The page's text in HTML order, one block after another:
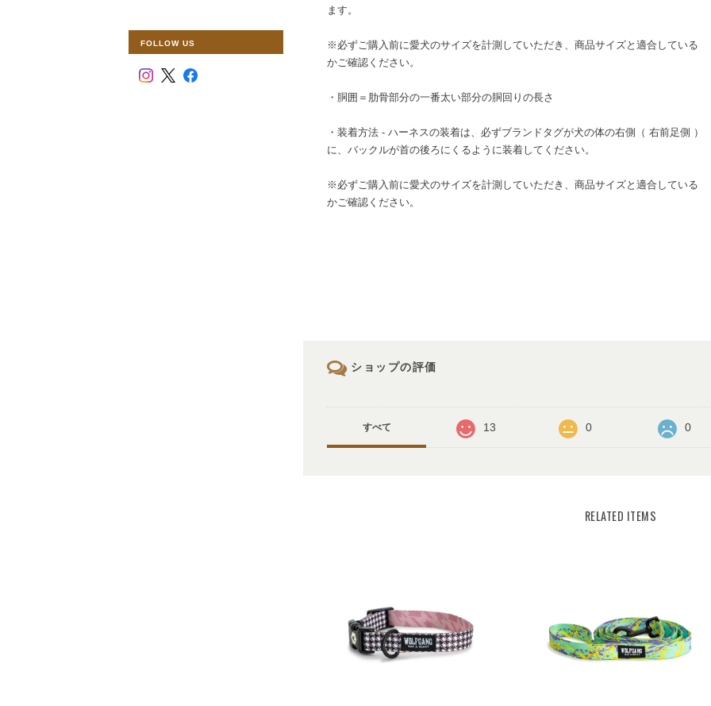
ます。
※必ずご購入前に愛犬のサイズを計測していただき、商品サイズと適合している
かご確認ください。
・胴囲＝肋骨部分の一番太い部分の胴回りの長さ
・装着方法 - ハーネスの装着は、必ずブランドタグが犬の体の右側（ 右前足側 ）
に、バックルが首の後ろにくるように装着してください。
※必ずご購入前に愛犬のサイズを計測していただき、商品サイズと適合している
かご確認ください。
ショップの評価
すべて 13 0 0
RELATED ITEMS
FOLLOW US